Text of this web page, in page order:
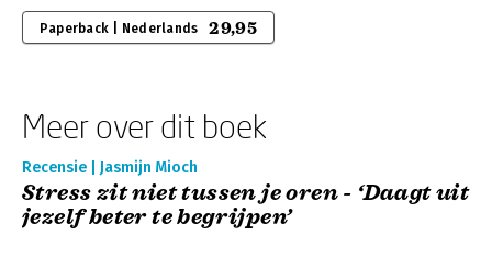
Paperback | Nederlands 29,95
Meer over dit boek
Recensie | Jasmijn Mioch
Stress zit niet tussen je oren - ‘Daagt uit
jezelf beter te begrijpen’